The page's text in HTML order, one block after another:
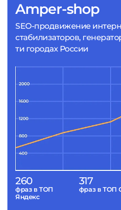
Amper-shop
SEO-продвижение
стабилизаторов,
ти городах России
260
фраз в ТОП
Яндекс
317
фраз в ТОП